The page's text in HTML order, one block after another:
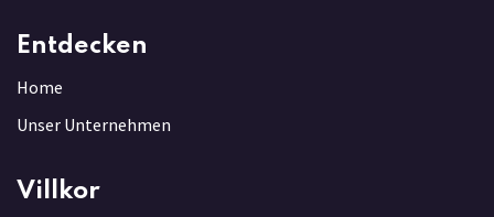
Entdecken
Home
Unser Unternehmen
Villkor